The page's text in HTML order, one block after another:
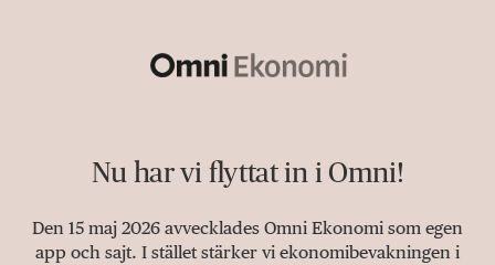
Nu har vi flyttat in i Omni!
Den 15 maj 2026 avvecklades Omni Ekonomi som egen
app och sajt. I stället stärker vi ekonomibevakningen i